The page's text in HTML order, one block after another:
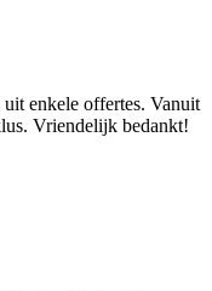
enkele offertes. Vanuit
Vriendelijk bedankt!